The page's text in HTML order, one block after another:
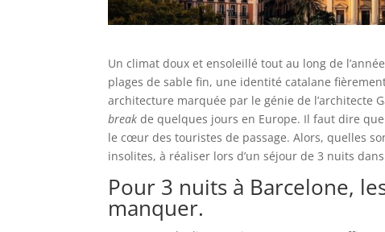
Un climat doux et ensoleillé tout au long de
plages de sable fin, une identité catalane
architecture marquée par le génie de l’architecte
break de quelques jours en Europe. Il faut dire
le cœur des touristes de passage. Alors, quelles
insolites, à réaliser lors d’un séjour de 3 nuits
Pour 3 nuits à Barcelone,
manquer.